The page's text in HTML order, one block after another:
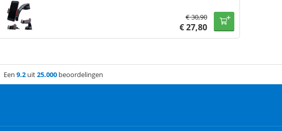
€30,90
€27,80
Een 9.2 uit25.000 beoordelingen